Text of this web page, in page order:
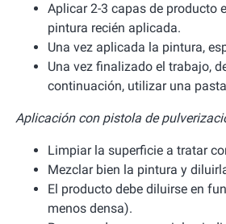
Aplicar 2-3 capas de producto
pintura recién aplicada.
Una vez aplicada la pintura,
Una vez finalizado el trabajo,
continuación, utilizar una
Aplicación con pistola de
Limpiar la superficie a tratar
Mezclar bien la pintura y
El producto debe diluirse en
menos densa).